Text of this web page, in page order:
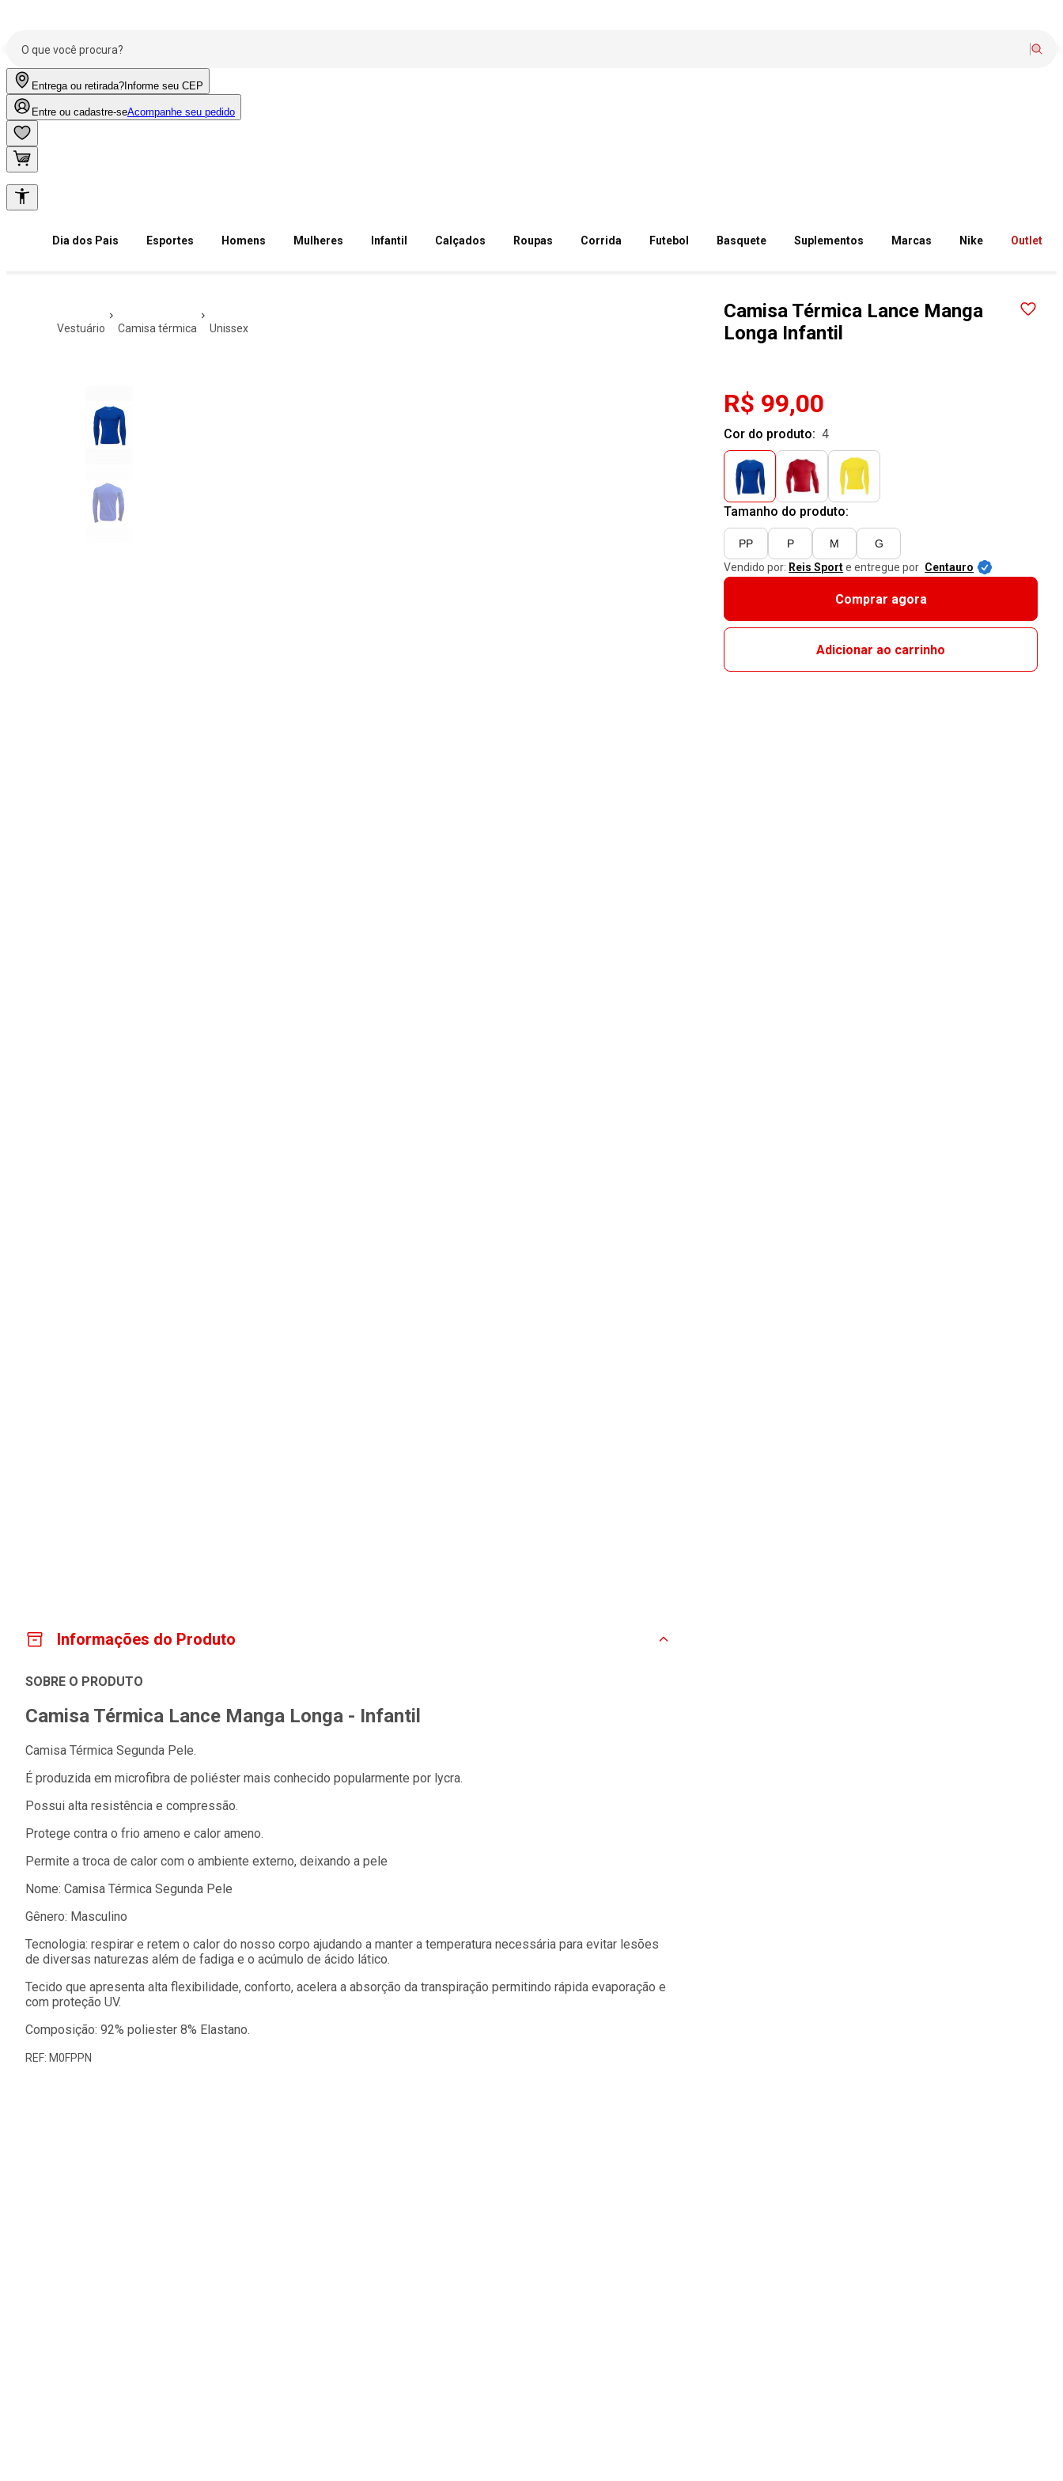
Entrega ou retirada? Informe seu CEP
Entre ou cadastre-seAcompanhe seu pedido
Dia dos Pais Esportes Homens Mulheres Infantil Calçados Roupas Corrida Futebol Basquete Suplementos Marcas Nike Outlet
vestuário camisa térmica unissex
Camisa Térmica Lance Manga
Longa Infantil
R$ 99,00
Cor do produto: 4
Tamanho do produto:
PP P M
G
Vendido por: Reis Sporte entregue por Centauro
Comprar agora
Adicionar ao carrinho
Informações do Produto
SOBRE O PRODUTO
Camisa Térmica Lance Manga Longa - Infantil
Camisa Térmica Segunda Pele.
É produzida em microfibra de poliéster mais conhecido popularmente por lycra.
Possui alta resistência e compressão.
Protege contra o frio ameno e calor ameno.
Permite a troca de calor com o ambiente externo, deixando a pele
Nome: Camisa Térmica Segunda Pele
Gênero: Masculino
Tecnologia: respirar e retem o calor do nosso corpo ajudando a manter a temperatura necessária para evitar lesões
de diversas naturezas além de fadiga e o acúmulo de ácido lático.
Tecido que apresenta alta flexibilidade, conforto, acelera a absorção da transpiração permitindo rápida evaporação e
com proteção UV.
Composição: 92% poliester 8% Elastano.
REF: M0FPPN